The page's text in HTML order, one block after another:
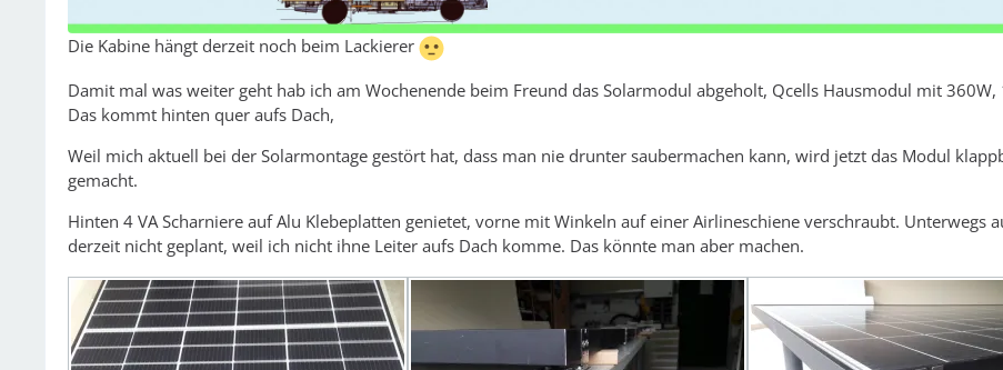
Die Kabine hängt derzeit noch beim Lackierer
Damit mal was weiter geht hab ich am Wochenende beim Freund das Solarmodul abgeholt, Qcells Hausmodul mit 360W,
Das kommt hinten quer aufs Dach,
Weil mich aktuell bei der Solarmontage gestört hat, dass man nie drunter saubermachen kann, wird jetzt das Modul
gemacht.
Hinten 4 VA Scharniere auf Alu Klebeplatten genietet, vorne mit Winkeln auf einer Airlineschiene verschraubt. Unterwegs
derzeit nicht geplant, weil ich nicht ihne Leiter aufs Dach komme. Das könnte man aber machen.